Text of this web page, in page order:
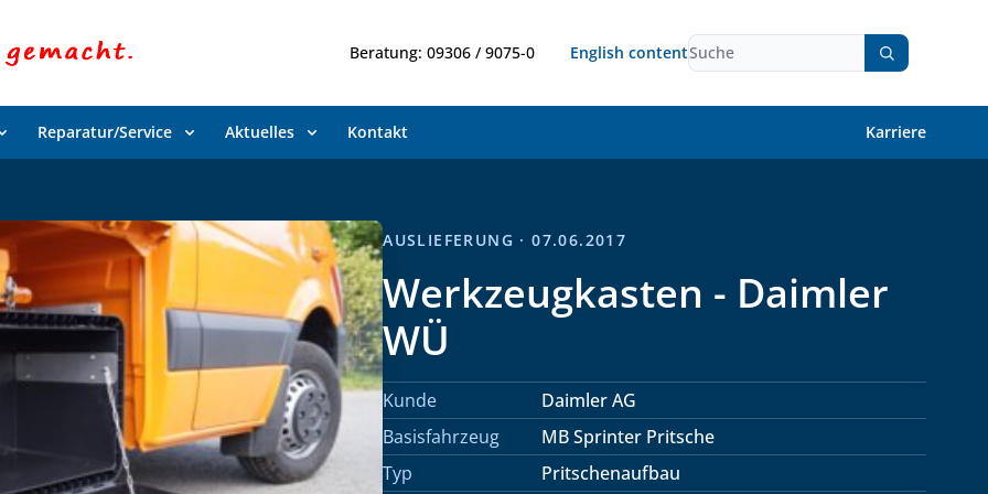
Beratung: 09306 / 9075-0 English content
Reparatur/Service Aktuelles Kontakt Karriere
AUSLIEFERUNG · 07.06.2017
Werkzeugkasten - Daimler
WÜ
Kunde
Daimler AG
Basisfahrzeug
MB Sprinter Pritsche
Typ
Pritschenaufbau